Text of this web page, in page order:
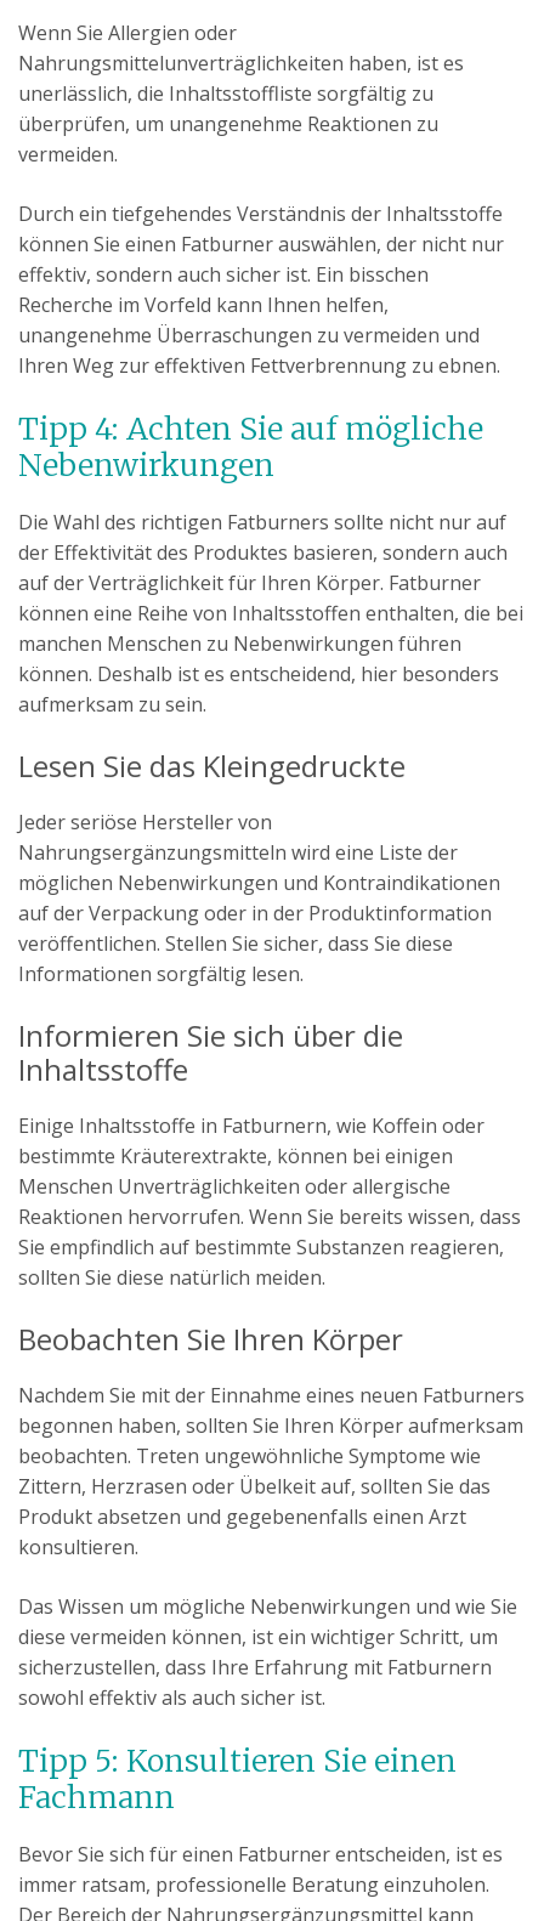
Wenn Sie Allergien oder
Nahrungsmittelunverträglichkeiten haben, ist es
unerlässlich, die Inhaltsstoffliste sorgfältig zu
überprüfen, um unangenehme Reaktionen zu
vermeiden.
Durch ein tiefgehendes Verständnis der Inhaltsstoffe
können Sie einen Fatburner auswählen, der nicht nur
effektiv, sondern auch sicher ist. Ein bisschen
Recherche im Vorfeld kann Ihnen helfen,
unangenehme Überraschungen zu vermeiden und
Ihren Weg zur effektiven Fettverbrennung zu ebnen.
Tipp 4: Achten Sie auf mögliche
Nebenwirkungen
Die Wahl des richtigen Fatburners sollte nicht nur auf
der Effektivität des Produktes basieren, sondern auch
auf der Verträglichkeit für Ihren Körper. Fatburner
können eine Reihe von Inhaltsstoffen enthalten, die bei
manchen Menschen zu Nebenwirkungen führen
können. Deshalb ist es entscheidend, hier besonders
aufmerksam zu sein.
Lesen Sie das Kleingedruckte
Jeder seriöse Hersteller von
Nahrungsergänzungsmitteln wird eine Liste der
möglichen Nebenwirkungen und Kontraindikationen
auf der Verpackung oder in der Produktinformation
veröffentlichen. Stellen Sie sicher, dass Sie diese
Informationen sorgfältig lesen.
Informieren Sie sich über die
Inhaltsstoffe
Einige Inhaltsstoffe in Fatburnern, wie Koffein oder
bestimmte Kräuterextrakte, können bei einigen
Menschen Unverträglichkeiten oder allergische
Reaktionen hervorrufen. Wenn Sie bereits wissen, dass
Sie empfindlich auf bestimmte Substanzen reagieren,
sollten Sie diese natürlich meiden.
Beobachten Sie Ihren Körper
Nachdem Sie mit der Einnahme eines neuen Fatburners
begonnen haben, sollten Sie Ihren Körper aufmerksam
beobachten. Treten ungewöhnliche Symptome wie
Zittern, Herzrasen oder Übelkeit auf, sollten Sie das
Produkt absetzen und gegebenenfalls einen Arzt
konsultieren.
Das Wissen um mögliche Nebenwirkungen und wie Sie
diese vermeiden können, ist ein wichtiger Schritt, um
sicherzustellen, dass Ihre Erfahrung mit Fatburnern
sowohl effektiv als auch sicher ist.
Tipp 5: Konsultieren Sie einen
Fachmann
Bevor Sie sich für einen Fatburner entscheiden, ist es
immer ratsam, professionelle Beratung einzuholen.
Der Bereich der Nahrungsergänzungsmittel kann